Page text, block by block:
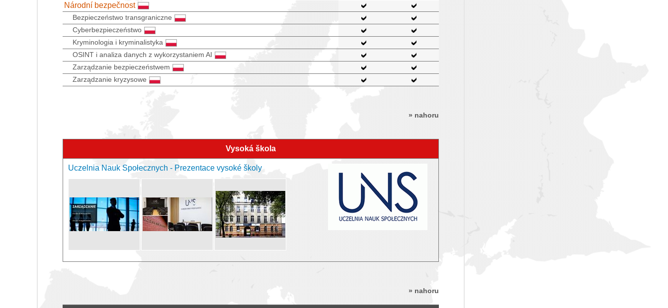
Národní bezpečnost
Bezpieczeństwo transgraniczne
Cyberbezpieczeństwo
Kryminologia i kryminalistyka
OSINT i analiza danych z wykorzystaniem AI
Zarządzanie bezpieczeństwem
Zarządzanie kryzysowe
» nahoru
Vysoká škola
Uczelnia Nauk Społecznych - Prezentace vysoké školy
» nahoru